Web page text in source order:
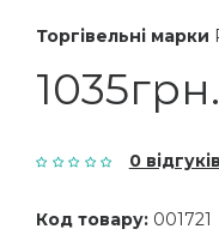
Торгівельні марки
1035грн.
0 відгуків
Код товару: 001721